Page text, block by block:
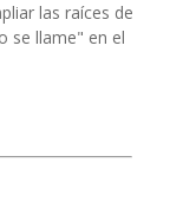
las raíces de
se llame" en el